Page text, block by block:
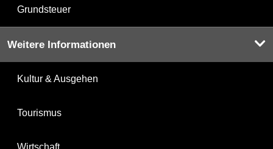
Grundsteuer
Weitere Informationen
Kultur & Ausgehen
Tourismus
Wirtschaft